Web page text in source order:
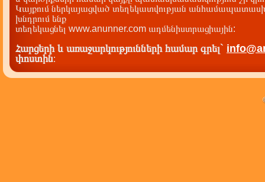
Կայքում ներկայացված տեղեկատվության
խնդրում ենք
տեղեկացնել www.anunner.com ադմենիստրացիային:
Հարցերի և առաջարկությունների համար գրել`
փոստին: